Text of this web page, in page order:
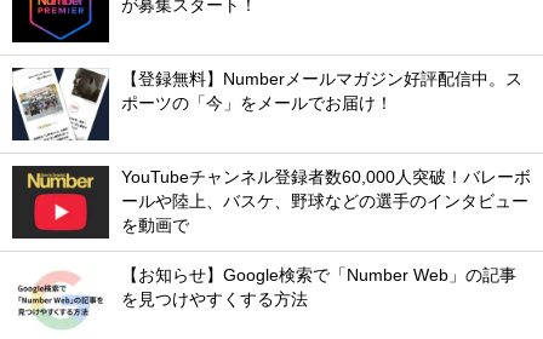
が募集スタート！
【登録無料】Numberメールマガジン好評配信中。ス
ポーツの「今」をメールでお届け！
YouTubeチャンネル登録者数60,000人突破！バレーボ
ールや陸上、バスケ、野球などの選手のインタビュー
を動画で
【お知らせ】Google検索で「Number Web」の記事
を見つけやすくする方法